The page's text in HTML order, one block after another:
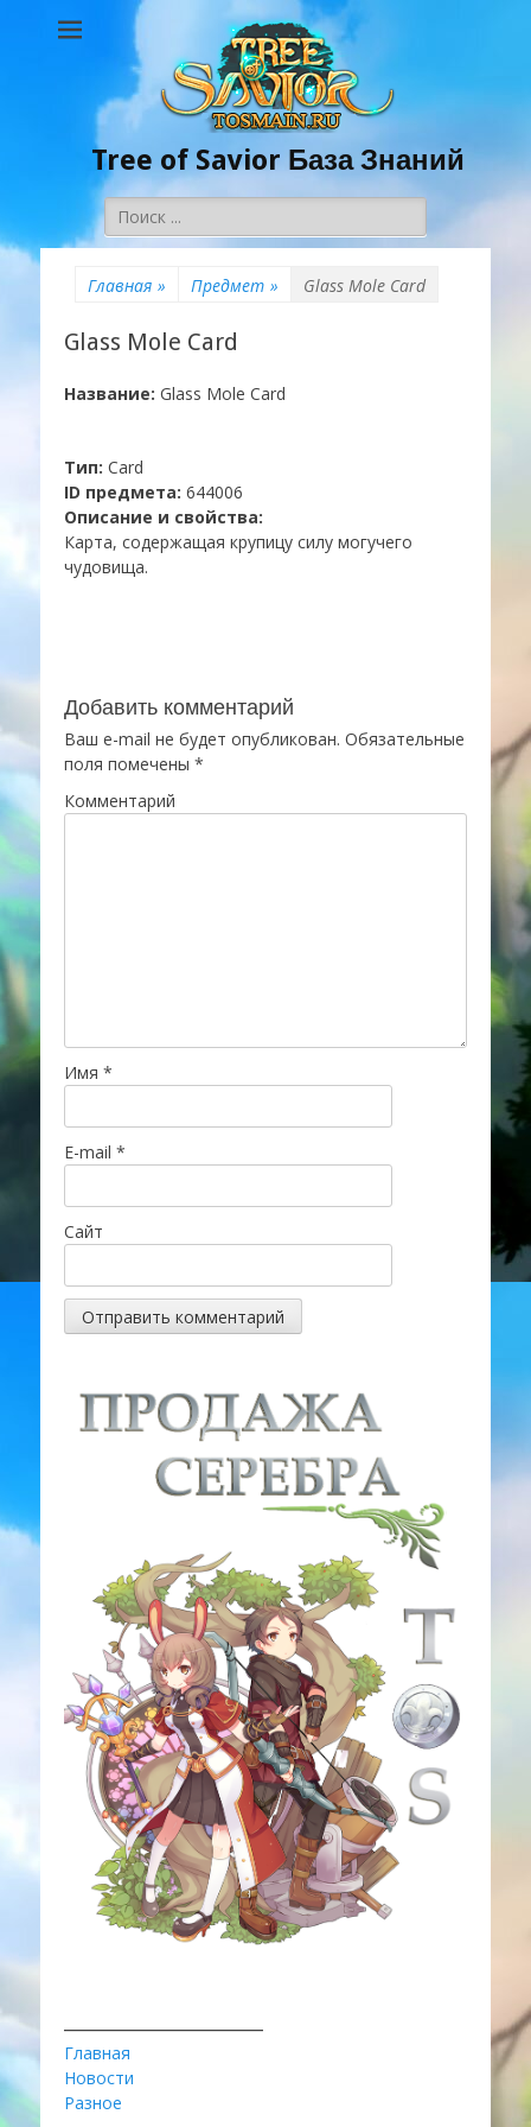
Tree of Savior База Знаний
Поиск:
Главная » Предмет » Glass Mole Card
Glass Mole Card
Название: Glass Mole Card
Тип: Card
ID предмета: 644006
Описание и свойства:
Карта, содержащая крупицу силу могучего
чудовища.
Добавить комментарий
Ваш e-mail не будет опубликован. Обязательные
поля помечены *
Комментарий
Имя *
E-mail *
Сайт
Главная
Новости
Разное